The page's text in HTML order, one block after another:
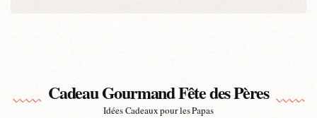
Cadeau Gourmand Fête des Pères
Idées Cadeaux pour les Papas